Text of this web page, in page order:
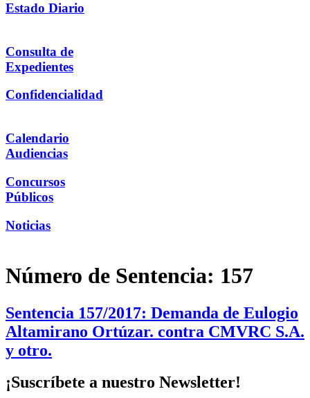
Estado Diario
Consulta de
Expedientes
Confidencialidad
Calendario
Audiencias
Concursos
Públicos
Noticias
Número de Sentencia: 157
Sentencia 157/2017: Demanda de Eulogio
Altamirano Ortúzar. contra CMVRC S.A.
y otro.
¡Suscríbete a nuestro Newsletter!